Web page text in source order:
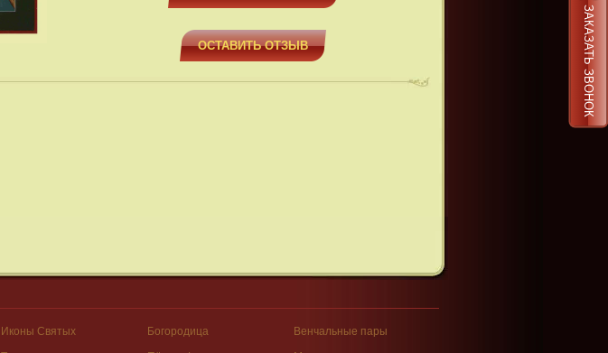
ОСТАВИТЬ ОТЗЫВ ЗАКАЗАТЬ ЗВОНОК
Иконы Святых Богородица
Венчальные пары